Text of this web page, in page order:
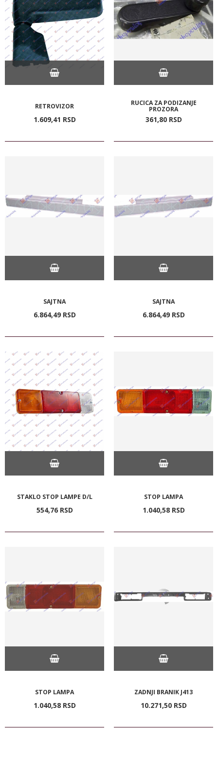
RETROVIZOR
1.609,41 RSD
RUCICA ZA PODIZANJE
PROZORA
361,80 RSD
SAJTNA
6.864,49 RSD
SAJTNA
6.864,49 RSD
STAKLO STOP LAMPE D/L
554,76 RSD
STOP LAMPA
1.040,58 RSD
STOP LAMPA
1.040,58 RSD
ZADNJI BRANIK J413
10.271,50 RSD